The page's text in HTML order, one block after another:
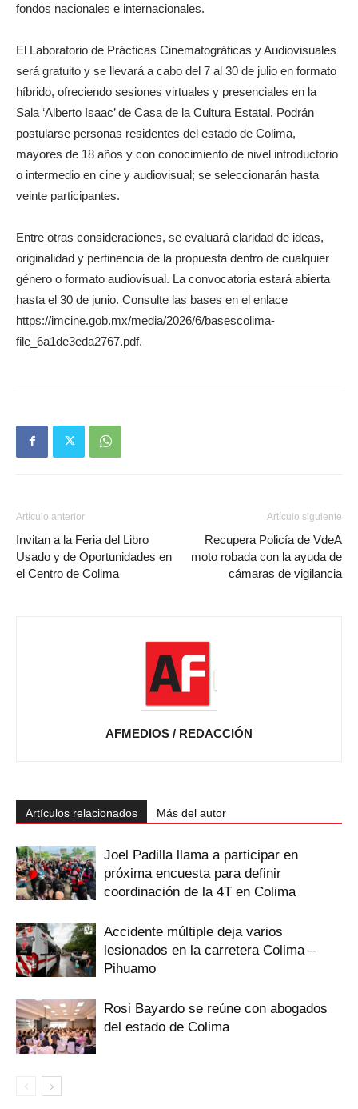
fondos nacionales e internacionales.
El Laboratorio de Prácticas Cinematográficas y Audiovisuales
será gratuito y se llevará a cabo del 7 al 30 de julio en formato
híbrido, ofreciendo sesiones virtuales y presenciales en la
Sala ‘Alberto Isaac’ de Casa de la Cultura Estatal. Podrán
postularse personas residentes del estado de Colima,
mayores de 18 años y con conocimiento de nivel introductorio
o intermedio en cine y audiovisual; se seleccionarán hasta
veinte participantes.
Entre otras consideraciones, se evaluará claridad de ideas,
originalidad y pertinencia de la propuesta dentro de cualquier
género o formato audiovisual. La convocatoria estará abierta
hasta el 30 de junio. Consulte las bases en el enlace
https://imcine.gob.mx/media/2026/6/basescolima-
file_6a1de3eda2767.pdf.
Artículo anterior
Invitan a la Feria del Libro
Usado y de Oportunidades en
el Centro de Colima
Artículo siguiente
Recupera Policía de VdeA
moto robada con la ayuda de
cámaras de vigilancia
AFMEDIOS / REDACCIÓN
Artículos relacionados Más del autor
Joel Padilla llama a participar en
próxima encuesta para definir
coordinación de la 4T en Colima
Accidente múltiple deja varios
lesionados en la carretera Colima –
Pihuamo
Rosi Bayardo se reúne con abogados
del estado de Colima